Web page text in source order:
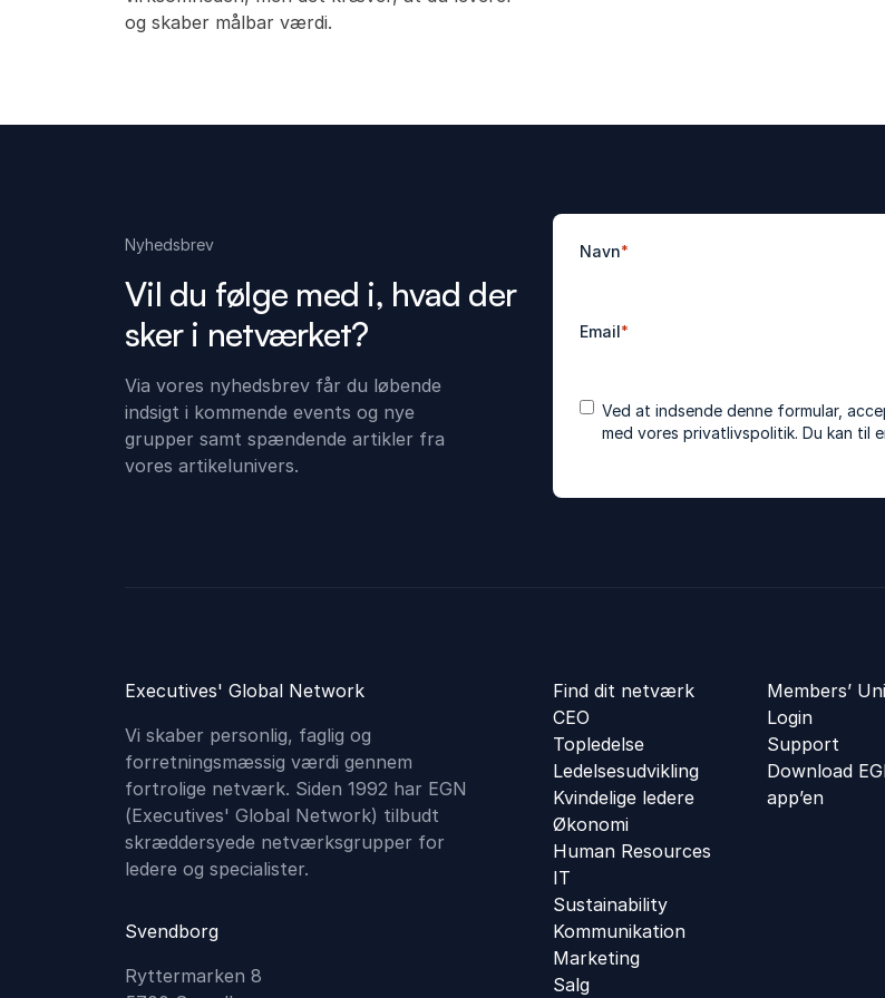
og skaber målbar værdi.
Nyhedsbrev
Vil du følge med i, hvad der
sker i netværket?
Via vores nyhedsbrev får du løbende
indsigt i kommende events og nye
grupper samt spændende artikler fra
vores artikelunivers.
Navn*
Email*
Accepter
betingelser
*
Ved at indsende denne formular,
med vores privatlivspolitik. Du kan til
Executives' Global Network
Vi skaber personlig, faglig og
forretningsmæssig værdi gennem
fortrolige netværk. Siden 1992 har EGN
(Executives'​ Global Network) tilbudt
skræddersyede netværksgrupper for
ledere og specialister.
Svendborg
Ryttermarken 8
Find dit netværk
CEO
Topledelse
Ledelsesudvikling
Kvindelige ledere
Økonomi
Human Resources
IT
Sustainability
Kommunikation
Marketing
Salg
Members’
Login
Support
Download
app’en